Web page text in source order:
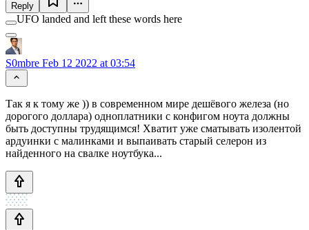
Reply
UFO landed and left these words here
S0mbre Feb 12 2022 at 03:54
Так я к тому же )) в современном мире дешёвого железа (но
дорогого доллара) одноплатники с конфигом ноута должны
быть доступны трудящимся! Хватит уже сматывать изолентой
ардуинки с малинками и выпаивать старый селерон из
найденного на свалке ноутбука...